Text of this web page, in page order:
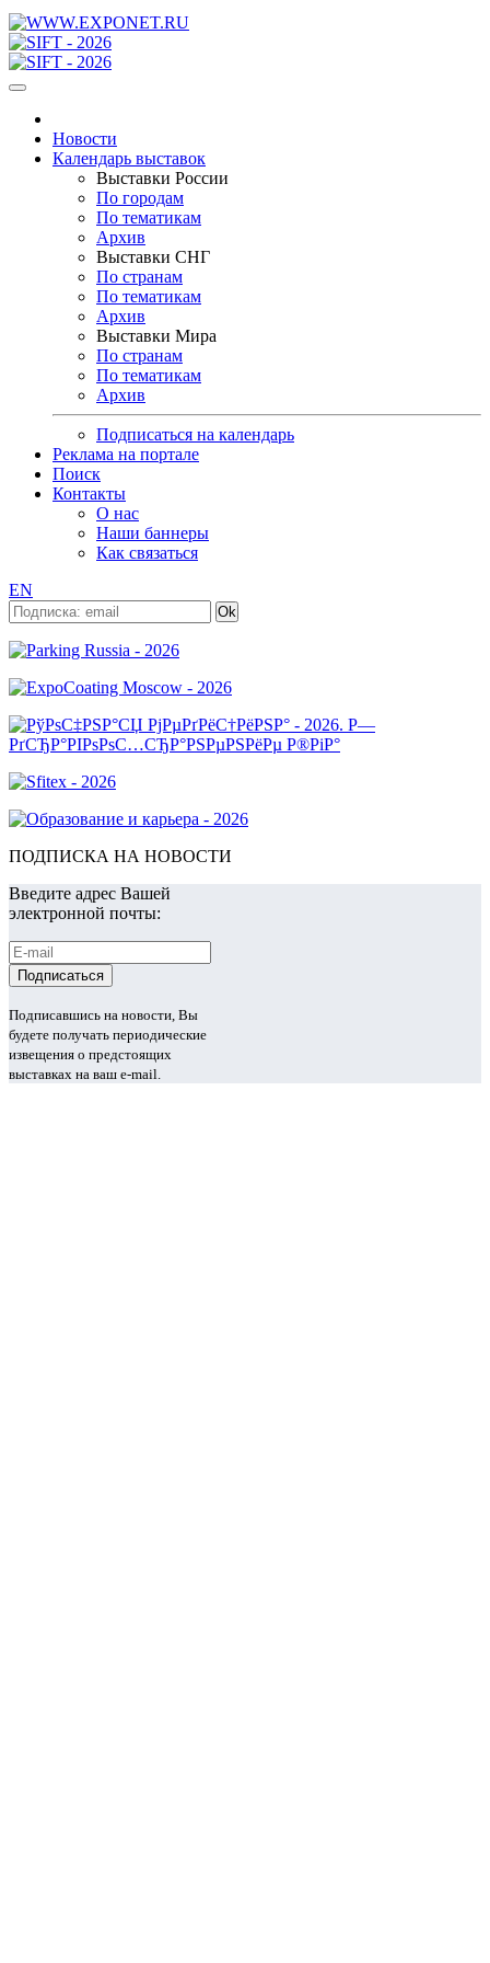
Новости
Календарь выставок
Выставки России
По городам
По тематикам
Архив
Выставки СНГ
По странам
По тематикам
Архив
Выставки Мира
По странам
По тематикам
Архив
Подписаться на календарь
Реклама на портале
Поиск
Контакты
О нас
Наши баннеры
Как связаться
EN
ПОДПИСКА НА НОВОСТИ
Введите адрес Вашей
электронной почты:
Подписавшись на новости, Вы
будете получать периодические
извещения о предстоящих
выставках на ваш e-mail.